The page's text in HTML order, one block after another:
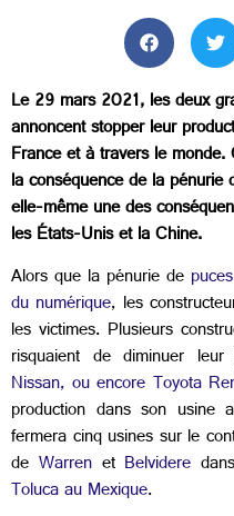
Le 29 mars 2021, les deux
annoncent stopper leur
France et à travers le
la conséquence de la
elle-même une des
les États-Unis et la Chine.
Alors que la pénurie de
du numérique, les
les victimes. Plusieurs
risquaient de diminuer
Nissan, ou encore Toyota
production dans son usine
fermera cinq usines sur le
de WarrenetBelvidere
Toluca au Mexique.